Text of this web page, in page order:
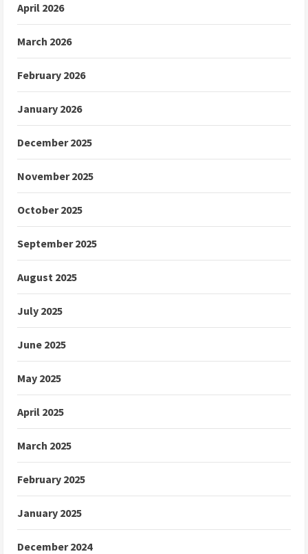
April 2026
March 2026
February 2026
January 2026
December 2025
November 2025
October 2025
September 2025
August 2025
July 2025
June 2025
May 2025
April 2025
March 2025
February 2025
January 2025
December 2024